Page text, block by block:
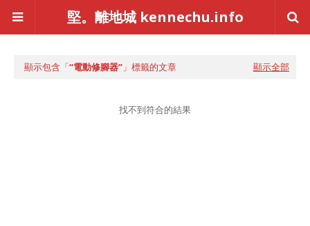
堅。離地城 kennechu.info
顯示包含「 電動修腳器 」標籤的文章 顯示全部
找不到符合的結果